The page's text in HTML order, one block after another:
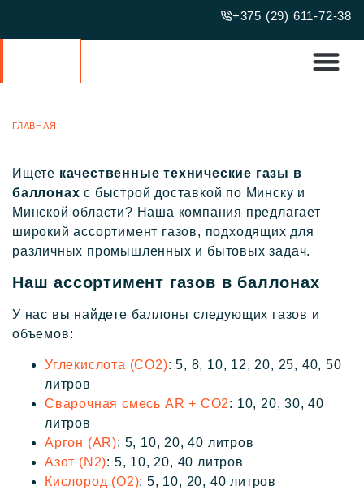
+375 (29) 611-72-38
ГЛАВНАЯ
Ищете качественные технические газы в
баллонах с быстрой доставкой по Минску и
Минской области? Наша компания предлагает
широкий ассортимент газов, подходящих для
различных промышленных и бытовых задач.
Наш ассортимент газов в баллонах
У нас вы найдете баллоны следующих газов и
объемов:
Углекислота (CO2): 5, 8, 10, 12, 20, 25, 40, 50
литров
Сварочная смесь AR + CO2: 10, 20, 30, 40
литров
Аргон (AR): 5, 10, 20, 40 литров
Азот (N2): 5, 10, 20, 40 литров
Кислород (O2): 5, 10, 20, 40 литров